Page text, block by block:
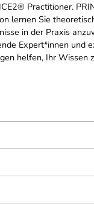
Practitioner.
lernen Sie
in der Praxis
Expert*innen und
helfen, Ihr Wissen